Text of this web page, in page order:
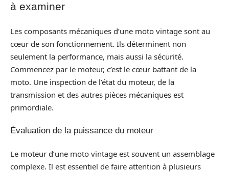
à examiner
Les composants mécaniques d’une moto vintage sont au
cœur de son fonctionnement. Ils déterminent non
seulement la performance, mais aussi la sécurité.
Commencez par le moteur, c’est le cœur battant de la
moto. Une inspection de l’état du moteur, de la
transmission et des autres pièces mécaniques est
primordiale.
Évaluation de la puissance du moteur
Le moteur d’une moto vintage est souvent un assemblage
complexe. Il est essentiel de faire attention à plusieurs